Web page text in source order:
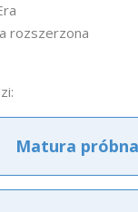
rozszerzona
Matura